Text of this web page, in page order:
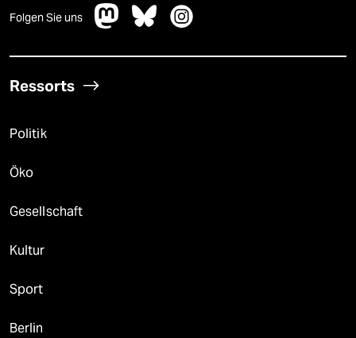
Folgen Sie uns
Ressorts
Politik
Öko
Gesellschaft
Kultur
Sport
Berlin